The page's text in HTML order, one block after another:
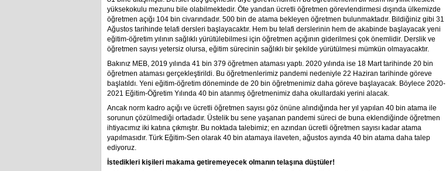
yüksekokulu mezunu bile olabilmektedir. Öte yandan ücretli öğretmen görevlendirmesi dışında ülkemizde
öğretmen açığı 104 bin civarındadır. 500 bin de atama bekleyen öğretmen bulunmaktadır. Bildiğiniz gibi 31
Ağustos tarihinde telafi dersleri başlayacaktır. Hem bu telafi derslerinin hem de akabinde başlayacak yeni
eğitim-öğretim yılının sağlıklı yürütülebilmesi için öğretmen açığının giderilmesi çok önemlidir. Derslik ve
öğretmen sayısı yetersiz olursa, eğitim sürecinin sağlıklı bir şekilde yürütülmesi mümkün olmayacaktır.
Bakınız MEB, 2019 yılında 41 bin 379 öğretmen ataması yaptı. 2020 yılında ise 18 Mart tarihinde 20 bin
öğretmen ataması gerçekleştirildi. Bu öğretmenlerimiz pandemi nedeniyle 22 Haziran tarihinde göreve
başlatıldı. Yeni eğitim-öğretim döneminde de 20 bin öğretmenimiz daha göreve başlayacak. Böylece 2020-
2021 Eğitim-Öğretim Yılında 40 bin atanmış öğretmenimiz daha okullardaki yerini alacak.
Ancak norm kadro açığı ve ücretli öğretmen sayısı göz önüne alındığında her yıl yapılan 40 bin atama ile
sorunun çözülmediği ortadadır. Üstelik bu sene yaşanan pandemi süreci de buna eklendiğinde öğretmen
ihtiyacımız iki katına çıkmıştır. Bu noktada talebimiz; en azından ücretli öğretmen sayısı kadar atama
yapılmasıdır. Türk Eğitim-Sen olarak 40 bin atamaya ilaveten, ağustos ayında 40 bin atama daha talep
ediyoruz.
İstedikleri kişileri makama getiremeyecek olmanın telaşına düştüler!